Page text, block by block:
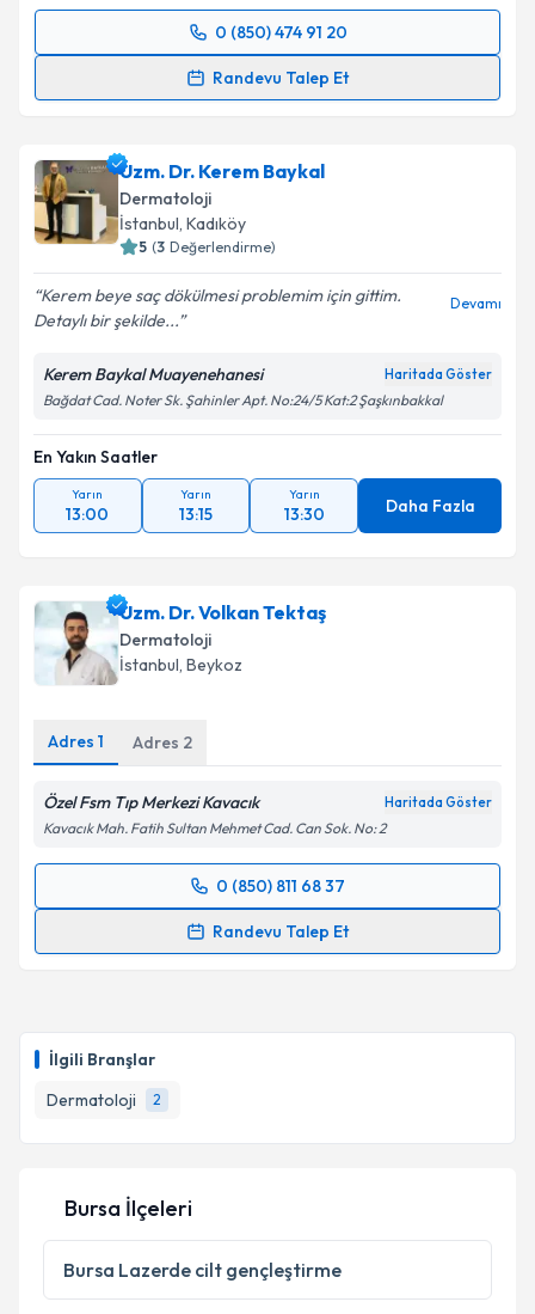
İlgili Branşlar
Dermatoloji
2
0 (850) 474 91 20
Randevu Talep Et
Randevu Takvimi Talebi
için bir takvim hazırlandığında e-posta ile
bilgilendireceğiz.
E-posta Adresiniz
Metni'ni okudum ve kişisel verilerimin belirtilen
kapsamda işlenmesini kabul ediyorum.
Takvim Talebini Gönder
Uzm. Dr. Kerem Baykal
Dermatoloji
İstanbul, Kadıköy
5 (3 Değerlendirme)
Kerem beye saç dökülmesi problemim için gittim.
Detaylı bir şekilde...
Devamı
Kerem Baykal Muayenehanesi Haritada Göster
Bağdat Cad. Noter Sk. Şahinler Apt. No:24/5 Kat:2 Şaşkınbakkal
En Yakın Saatler
Yarın
13:00
Yarın
13:15
Yarın
13:30 Daha Fazla
Uzm. Dr. Volkan Tektaş
Dermatoloji
İstanbul, Beykoz
Adres 1 Adres 2
Özel Fsm Tıp Merkezi Kavacık Haritada Göster
Kavacık Mah. Fatih Sultan Mehmet Cad. Can Sok. No: 2
0 (850) 811 68 37
Randevu Talep Et
Randevu Takvimi Talebi
E-posta Adresiniz
Kişisel verilerimin işlenmesine ilişkin
Metni'ni okudum ve kişisel verilerimin belirtilen
kapsamda işlenmesini kabul ediyorum.
Bursa İlçeleri
Bursa Lazerde cilt gençleştirme